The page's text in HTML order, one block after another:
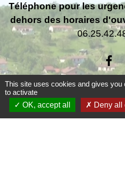
Téléphone pour les
dehors des horaires
Liens
This site uses cookies and gives you
to activate
OK, accept all
Deny all